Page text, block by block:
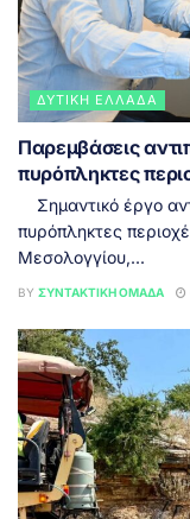
ΔΥΤΙΚΉ ΕΛΛΆΔΑ
Παρεμβάσεις
πυρόπληκτες
Σημαντικό έργο
πυρόπληκτες
Μεσολογγίου,...
BY ΣΥΝΤΑΚΤΙΚΉ ΟΜΆΔΑ